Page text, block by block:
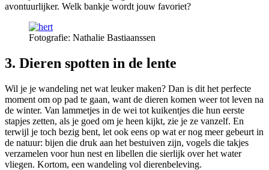
avontuurlijker. Welk bankje wordt jouw favoriet?
Fotografie: Nathalie Bastiaanssen
3. Dieren spotten in de lente
Wil je je wandeling net wat leuker maken? Dan is dit het perfecte
moment om op pad te gaan, want de dieren komen weer tot leven na
de winter. Van lammetjes in de wei tot kuikentjes die hun eerste
stapjes zetten, als je goed om je heen kijkt, zie je ze vanzelf. En
terwijl je toch bezig bent, let ook eens op wat er nog meer gebeurt in
de natuur: bijen die druk aan het bestuiven zijn, vogels die takjes
verzamelen voor hun nest en libellen die sierlijk over het water
vliegen. Kortom, een wandeling vol dierenbeleving.